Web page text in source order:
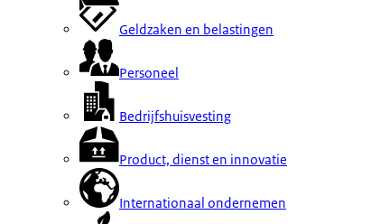
Geldzaken en belastingen
Personeel
Bedrijfshuisvesting
Product, dienst en innovatie
Internationaal ondernemen